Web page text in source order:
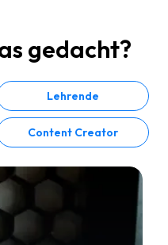
gedacht?
Lehrende
Content Creator